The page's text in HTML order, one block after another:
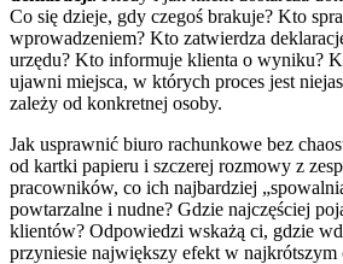
Co się dzieje, gdy czegoś brakuje? Kto
wprowadzeniem? Kto zatwierdza
urzędu? Kto informuje klienta o wyniku?
ujawni miejsca, w których proces jest
zależy od konkretnej osoby.
Jak usprawnić biuro rachunkowe bez
od kartki papieru i szczerej rozmowy z
pracowników, co ich najbardziej
powtarzalne i nudne? Gdzie najczęściej
klientów? Odpowiedzi wskażą ci, gdzie
przyniesie największy efekt w najkrótszym